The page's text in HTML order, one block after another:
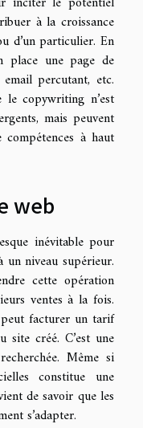
à la croissance
d’un particulier. En
place une page de
percutant, etc.
copywriting n’est
mais peuvent
à haut
web
inévitable pour
niveau supérieur.
cette opération
ventes à la fois.
facturer un tarif
site créé. C’est une
Même si
constitue une
de savoir que les
s’adapter.